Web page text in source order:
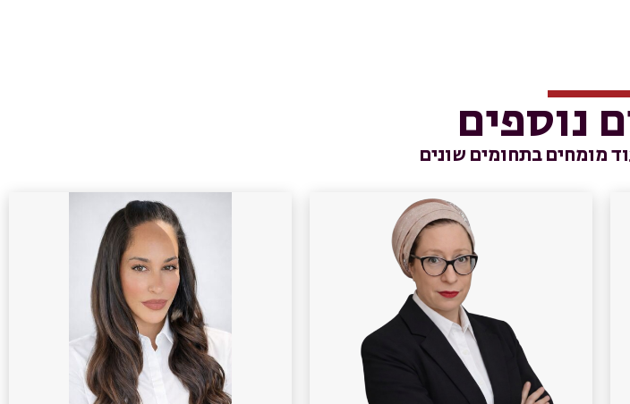
נוספים
מומחים בתחומים שונים